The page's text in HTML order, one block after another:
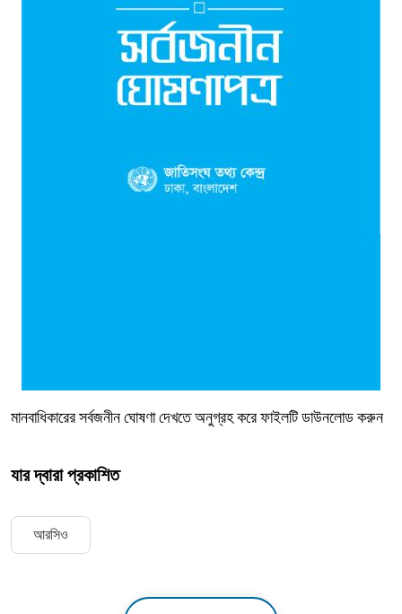
মানবাধিকারের সর্বজনীন ঘোষণা দেখতে অনুগ্রহ করে ফাইলটি ডাউনলোড করুন
যার দ্বারা প্রকাশিত
আরসিও